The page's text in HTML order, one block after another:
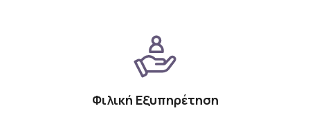
Φιλική Εξυπηρέτηση